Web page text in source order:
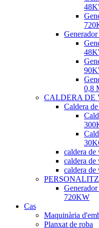
0,8
CALDERA DE
Caldera
caldera de
caldera de
caldera de
720KW
Cas
Maquinària
Planxat de roba